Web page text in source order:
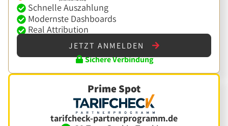
Schnelle Auszahlung
Modernste Dashboards
Real Attribution
JETZT ANMELDEN
Sichere Verbindung
Prime Spot
tarifcheck-partnerprogramm.de